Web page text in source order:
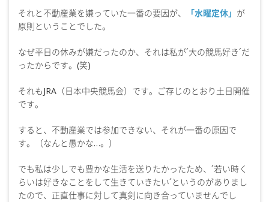
それと不動産業を嫌っていた一番の要因が、 「水曜定休」 が
原則ということでした。
なぜ平日の休みが嫌だったのか、それは私が´大の競馬好き´だ
ったからです。(笑)
それもJRA（日本中央競馬会）です。ご存じのとおり土日開催
です。
すると、不動産業では参加できない、それが一番の原因で
す。（なんと愚かな…。）
でも私は少しでも豊かな生活を送りたかったため、´若い時く
らいは好きなことをして生きていきたい´というのがありまし
たので、正直仕事に対して真剣に向き合っていませんでし